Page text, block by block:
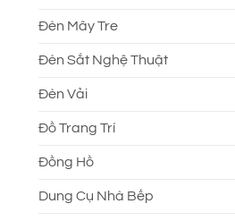
Đèn Mây Tre
Đèn Sắt Nghệ Thuật
Đèn Vải
Đồ Trang Trí
Đồng Hồ
Dung Cụ Nhà Bếp